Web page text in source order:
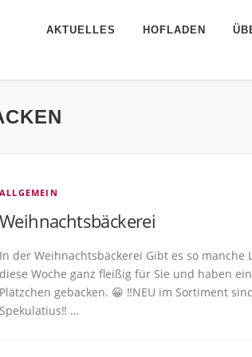
AKTUELLES HOFLADEN
ALLGEMEIN
Weihnachtsbäckerei
In der Weihnachtsbäckerei Gibt es so manche
diese Woche ganz fleißig für Sie und haben
Plätzchen gebacken. 😀 ‼️NEU im Sortiment
Spekulatius‼️ …